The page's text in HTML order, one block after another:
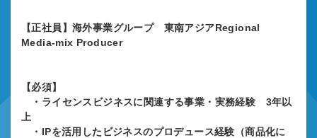
【正社員】海外事業グループ 東南アジアRegional
Media-mix Producer
【必須】
・ライセンスビジネスに関連する事業・実務経験 3年以
上
・IPを活用したビジネスのプロデュース経験（商品化に